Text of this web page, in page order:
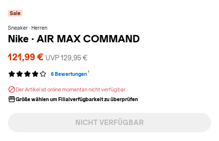
Sale
Sneaker · Herren
Nike · AIR MAX COMMAND
121,99 € UVP 129,95 €
6 Bewertungen 1
Der Artikel ist online momentan nicht verfügbar.
Größe wählen um Filialverfügbarkeit zu überprüfen
NICHT VERFÜGBAR